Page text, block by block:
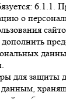
6.1.1.
о
для защиты